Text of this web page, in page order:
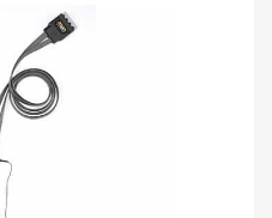
输入电容较低的探头能在更高频
阻抗。泰克高压探头解决方案提
；探头负载影响，输入电容
三方安全认证的产品（UL、
探头附件。